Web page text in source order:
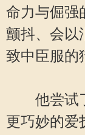
命力与倔强
颤抖、会以
致中臣服的
他尝试了
更巧妙的爱